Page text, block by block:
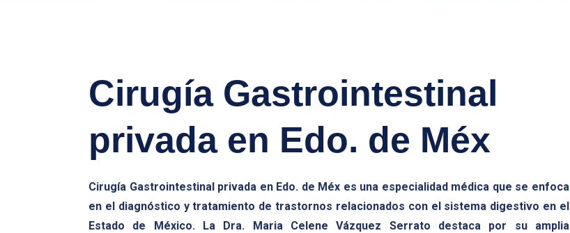
Cirugía Gastrointestinal
privada en Edo. de Méx
Cirugía Gastrointestinal privada en Edo. de Méx es una especialidad médica que se enfoca
en el diagnóstico y tratamiento de trastornos relacionados con el sistema digestivo en el
Estado de México. La Dra. Maria Celene Vázquez Serrato destaca por su amplia